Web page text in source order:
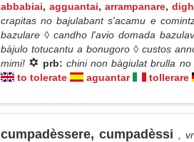
abbabiai, agguantai, arrampanare,
crapitas no bajulabant s'acamu e
bazulare ◊ candho l'avio domada
bàjulo totucantu a bonugoro ◊ custos
mimi!
prb: chini non bàgiulat brulla
to tolerate
aguantar tollerare
cumpadèssere, cumpadèssi
,